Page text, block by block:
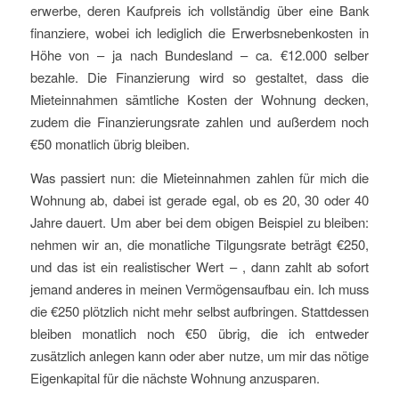
erwerbe, deren Kaufpreis ich vollständig über eine Bank
finanziere, wobei ich lediglich die Erwerbsnebenkosten in
Höhe von – ja nach Bundesland – ca. €12.000 selber
bezahle. Die Finanzierung wird so gestaltet, dass die
Mieteinnahmen sämtliche Kosten der Wohnung decken,
zudem die Finanzierungsrate zahlen und außerdem noch
€50 monatlich übrig bleiben.
Was passiert nun: die Mieteinnahmen zahlen für mich die
Wohnung ab, dabei ist gerade egal, ob es 20, 30 oder 40
Jahre dauert. Um aber bei dem obigen Beispiel zu bleiben:
nehmen wir an, die monatliche Tilgungsrate beträgt €250,
und das ist ein realistischer Wert – , dann zahlt ab sofort
jemand anderes in meinen Vermögensaufbau ein. Ich muss
die €250 plötzlich nicht mehr selbst aufbringen. Stattdessen
bleiben monatlich noch €50 übrig, die ich entweder
zusätzlich anlegen kann oder aber nutze, um mir das nötige
Eigenkapital für die nächste Wohnung anzusparen.